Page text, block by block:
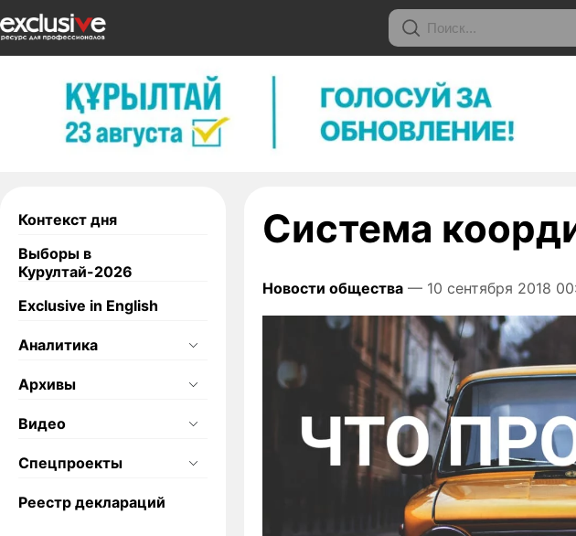
Контекст дня
Выборы в
Курултай-2026
Exclusive in English
Аналитика
Архивы
Видео
Спецпроекты
Реестр деклараций
Система
Новости общества — 10 сентября 2018